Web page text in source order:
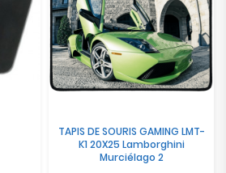
TAPIS DE SOURIS GAMING LMT-
K1 20X25 Lamborghini
Murciélago 2